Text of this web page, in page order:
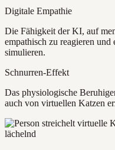
Digitale Empathie
Die Fähigkeit der KI, auf
empathisch zu reagieren
simulieren.
Schnurren-Effekt
Das physiologische
auch von virtuellen Katzen